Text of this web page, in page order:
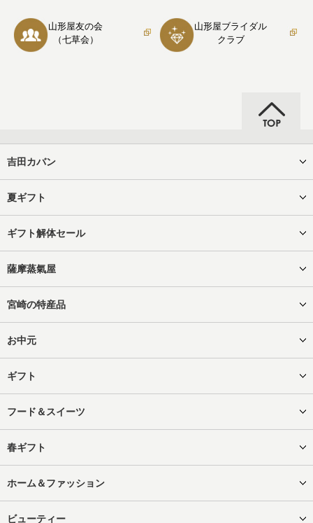
山形屋友の会
（七草会）
山形屋ブライダル
クラブ
吉田カバン
夏ギフト
ギフト解体セール
薩摩蒸氣屋
宮崎の特産品
お中元
ギフト
フード＆スイーツ
春ギフト
ホーム＆ファッション
ビューティー